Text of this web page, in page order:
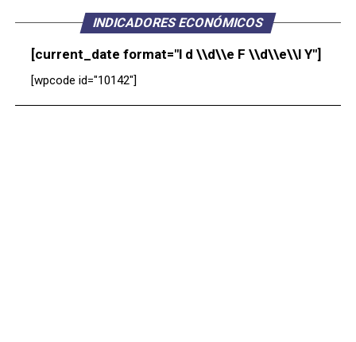
INDICADORES ECONÓMICOS
[current_date format="l d \\d\\e F \\d\\e\\l Y"]
[wpcode id="10142"]